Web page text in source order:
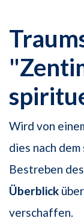
Wird von
dies nach
Bestreben
Überblick
verschaffen.